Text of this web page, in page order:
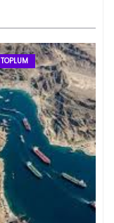
TOPLUM